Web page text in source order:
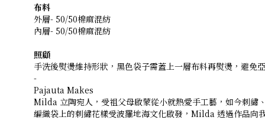
布料
外層- 50/50棉麻混紡
內層- 50/50棉麻混紡
照顧
手洗後熨燙維持形狀，黑色袋子需蓋上一層布料再熨燙，避免
-
Pajauta Makes
Milda 立陶宛人，受祖父母啟蒙從小就熱愛手工藝，如今刺繡
編織袋上的刺繡花樣受波羅地海文化啟發，Milda 透過作品向